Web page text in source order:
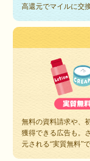
高還元でマイルに交
無料の資料請求や、
獲得できる広告も。
元される“実質無料”